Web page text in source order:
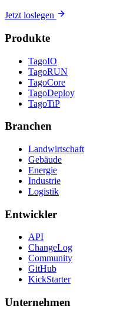
Jetzt loslegen
Produkte
TagoIO
TagoRUN
TagoCore
TagoDeploy
TagoTiP
Branchen
Landwirtschaft
Gebäude
Energie
Industrie
Logistik
Entwickler
API
ChangeLog
Community
GitHub
KickStarter
Unternehmen